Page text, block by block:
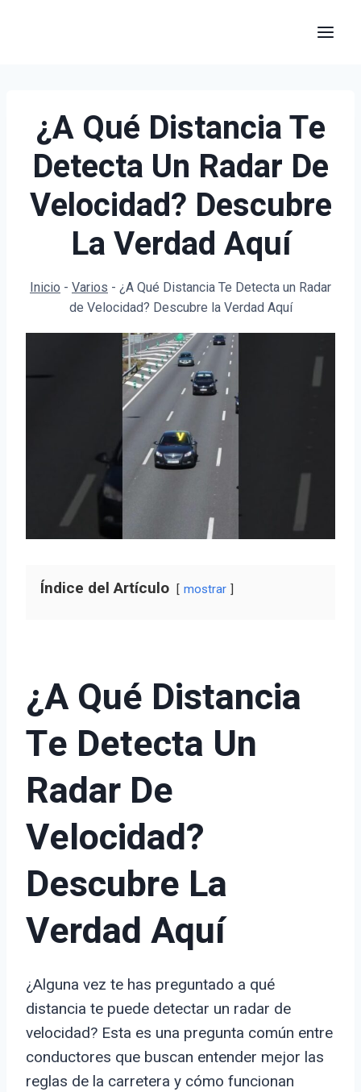
¿A Qué Distancia Te
Detecta Un Radar De
Velocidad? Descubre
La Verdad Aquí
Inicio - Varios - ¿A Qué Distancia Te Detecta un Radar
de Velocidad? Descubre la Verdad Aquí
Índice del Artículo mostrar
¿A Qué Distancia
Te Detecta Un
Radar De
Velocidad?
Descubre La
Verdad Aquí
¿Alguna vez te has preguntado a qué
distancia te puede detectar un radar de
velocidad? Esta es una pregunta común entre
conductores que buscan entender mejor las
reglas de la carretera y cómo funcionan